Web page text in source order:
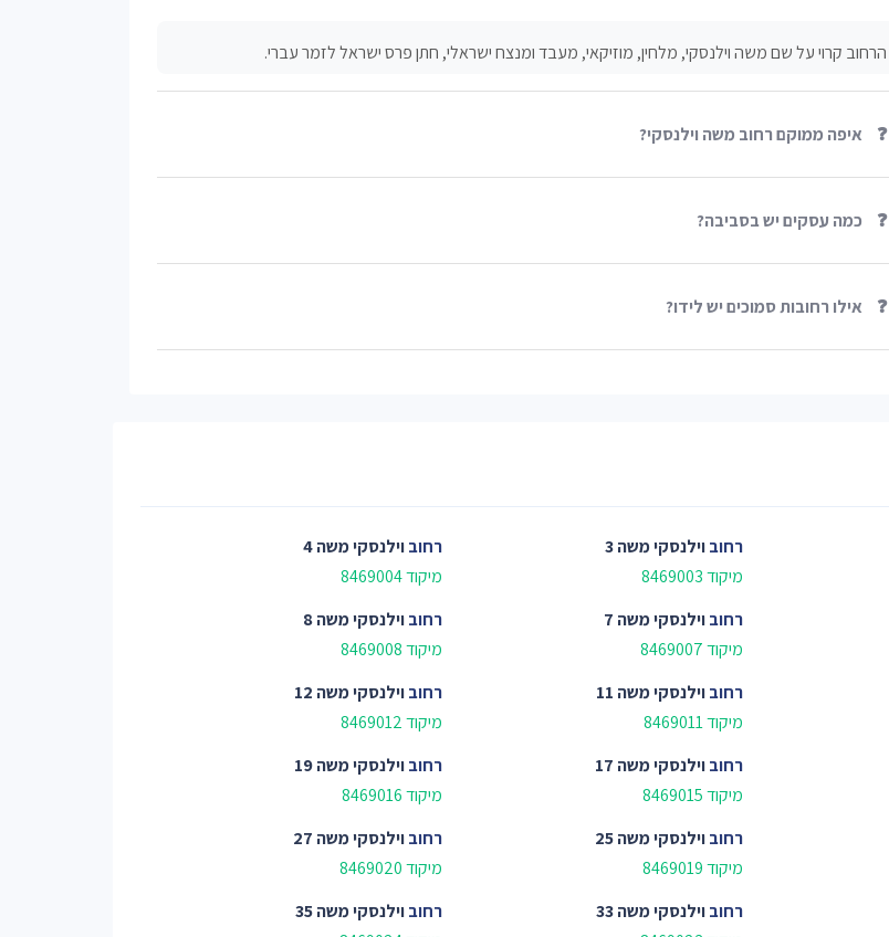
הרחוב קרוי על שם משה וילנסקי, מלחין, מוזיקאי, מעבד ומנצח ישראלי, חתן פרס ישראל לזמר עברי.
❓ איפה ממוקם רחוב משה וילנסקי?
❓ כמה עסקים יש בסביבה?
❓ אילו רחובות סמוכים יש לידו?
רחובוילנסקי משה 3
מיקוד 8469003
רחובוילנסקי משה 4
מיקוד 8469004
רחובוילנסקי משה 7
מיקוד 8469007
רחובוילנסקי משה 8
מיקוד 8469008
רחובוילנסקי משה 11
מיקוד 8469011
רחובוילנסקי משה 12
מיקוד 8469012
רחובוילנסקי משה 17
מיקוד 8469015
רחובוילנסקי משה 19
מיקוד 8469016
רחובוילנסקי משה 25
מיקוד 8469019
רחובוילנסקי משה 27
מיקוד 8469020
רחובוילנסקי משה 33
רחובוילנסקי משה 35